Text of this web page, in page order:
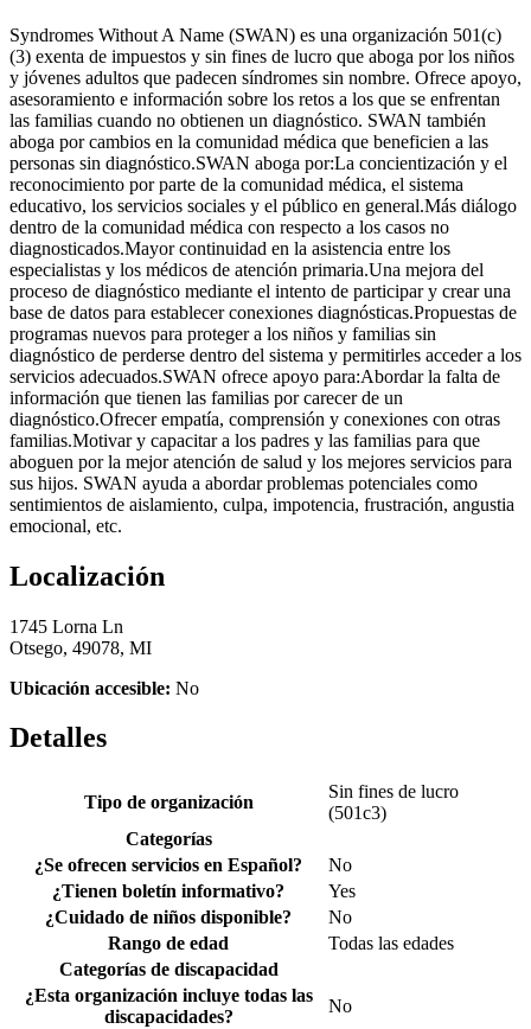
Syndromes Without A Name (SWAN) es una organización 501(c)
(3) exenta de impuestos y sin fines de lucro que aboga por los niños
y jóvenes adultos que padecen síndromes sin nombre. Ofrece apoyo,
asesoramiento e información sobre los retos a los que se enfrentan
las familias cuando no obtienen un diagnóstico. SWAN también
aboga por cambios en la comunidad médica que beneficien a las
personas sin diagnóstico.SWAN aboga por:La concientización y el
reconocimiento por parte de la comunidad médica, el sistema
educativo, los servicios sociales y el público en general.Más diálogo
dentro de la comunidad médica con respecto a los casos no
diagnosticados.Mayor continuidad en la asistencia entre los
especialistas y los médicos de atención primaria.Una mejora del
proceso de diagnóstico mediante el intento de participar y crear una
base de datos para establecer conexiones diagnósticas.Propuestas de
programas nuevos para proteger a los niños y familias sin
diagnóstico de perderse dentro del sistema y permitirles acceder a los
servicios adecuados.SWAN ofrece apoyo para:Abordar la falta de
información que tienen las familias por carecer de un
diagnóstico.Ofrecer empatía, comprensión y conexiones con otras
familias.Motivar y capacitar a los padres y las familias para que
aboguen por la mejor atención de salud y los mejores servicios para
sus hijos. SWAN ayuda a abordar problemas potenciales como
sentimientos de aislamiento, culpa, impotencia, frustración, angustia
emocional, etc.
Localización
1745 Lorna Ln
Otsego, 49078, MI
Ubicación accesible: No
Detalles
Tipo de organización
Sin fines de lucro
(501c3)
Categorías
¿Se ofrecen servicios en Español?
No
¿Tienen boletín informativo?
Yes
¿Cuidado de niños disponible?
No
Rango de edad
Todas las edades
Categorías de discapacidad
¿Esta organización incluye todas las
discapacidades?
No